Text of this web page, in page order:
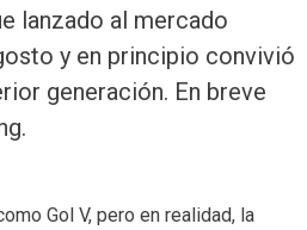
lanzado al mercado
y en principio convivió
generación. En breve
Gol V, pero en realidad, la